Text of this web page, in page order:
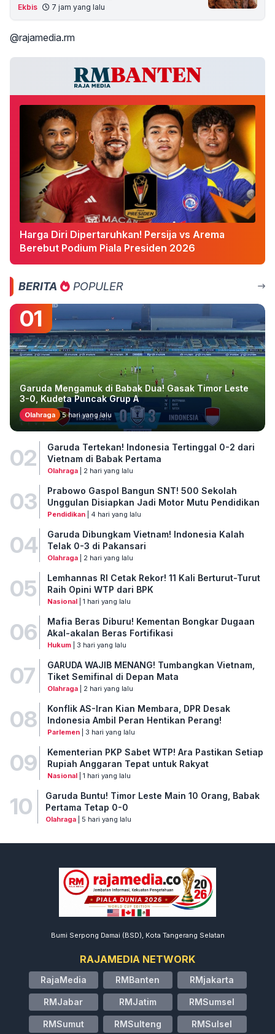
Ekbis 7 jam yang lalu
@rajamedia.rm
Harga Diri Dipertaruhkan! Persija vs Arema
Berebut Podium Piala Presiden 2026
BERITA POPULER
01
Garuda Mengamuk di Babak Dua! Gasak Timor Leste
3-0, Kudeta Puncak Grup A
Olahraga 5 hari yang lalu
02
Garuda Tertekan! Indonesia Tertinggal 0-2 dari
Vietnam di Babak Pertama
Olahraga| 2 hari yang lalu
03
Prabowo Gaspol Bangun SNT! 500 Sekolah
Unggulan Disiapkan Jadi Motor Mutu Pendidikan
Pendidikan| 4 hari yang lalu
04
Garuda Dibungkam Vietnam! Indonesia Kalah
Telak 0-3 di Pakansari
Olahraga| 2 hari yang lalu
05
Lemhannas RI Cetak Rekor! 11 Kali Berturut-Turut
Raih Opini WTP dari BPK
Nasional| 1 hari yang lalu
06
Mafia Beras Diburu! Kementan Bongkar Dugaan
Akal-akalan Beras Fortifikasi
Hukum| 3 hari yang lalu
07
GARUDA WAJIB MENANG! Tumbangkan Vietnam,
Tiket Semifinal di Depan Mata
Olahraga| 2 hari yang lalu
08
Konflik AS-Iran Kian Membara, DPR Desak
Indonesia Ambil Peran Hentikan Perang!
Parlemen| 3 hari yang lalu
09
Kementerian PKP Sabet WTP! Ara Pastikan Setiap
Rupiah Anggaran Tepat untuk Rakyat
Nasional| 1 hari yang lalu
10
Garuda Buntu! Timor Leste Main 10 Orang, Babak
Pertama Tetap 0-0
Olahraga| 5 hari yang lalu
Bumi Serpong Damai (BSD), Kota Tangerang Selatan
RAJAMEDIA NETWORK
RajaMedia RMBanten RMjakarta
RMJabar RMJatim RMSumsel
RMSumut RMSulteng RMSulsel